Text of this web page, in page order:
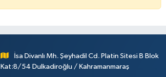
İsa Divanlı Mh. Şeyhadil Cd. Platin Sitesi B Blok
Kat:8/54 Dulkadiroğlu / Kahramanmaraş